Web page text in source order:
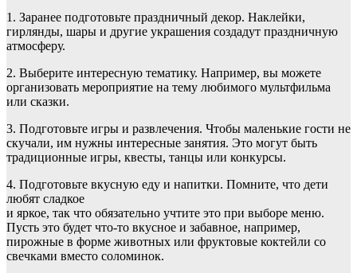
1. Заранее подготовьте праздничный декор. Наклейки,
гирлянды, шары и другие украшения создадут праздничную
атмосферу.
2. Выберите интересную тематику. Например, вы можете
организовать мероприятие на тему любимого мультфильма
или сказки.
3. Подготовьте игры и развлечения. Чтобы маленькие гости не
скучали, им нужны интересные занятия. Это могут быть
традиционные игры, квесты, танцы или конкурсы.
4. Подготовьте вкусную еду и напитки. Помните, что дети
любят сладкое
и яркое, так что обязательно учтите это при выборе меню.
Пусть это будет что-то вкусное и забавное, например,
пирожные в форме животных или фруктовые коктейли со
свечками вместо соломинок.